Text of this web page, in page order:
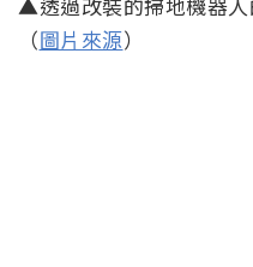
（圖片來源）